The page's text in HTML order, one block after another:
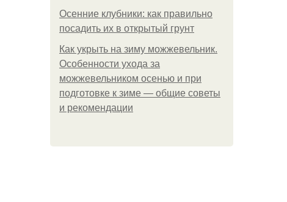
Осенние клубники: как правильно
посадить их в открытый грунт
Как укрыть на зиму можжевельник.
Особенности ухода за
можжевельником осенью и при
подготовке к зиме — общие советы
и рекомендации